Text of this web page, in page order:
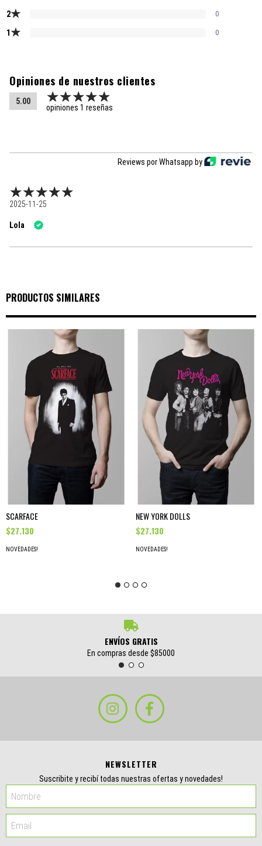
2★ 0
1★ 0
Opiniones de nuestros clientes
5.00
opiniones 1 reseñas
Reviews por Whatsapp by
2025-11-25
Lola
PRODUCTOS SIMILARES
SCARFACE
$27.130
NOVEDADES!
NEW YORK DOLLS
$27.130
NOVEDADES!
ENVÍOS GRATIS
En compras desde $85000
NEWSLETTER
Suscribite y recibí todas nuestras ofertas y novedades!